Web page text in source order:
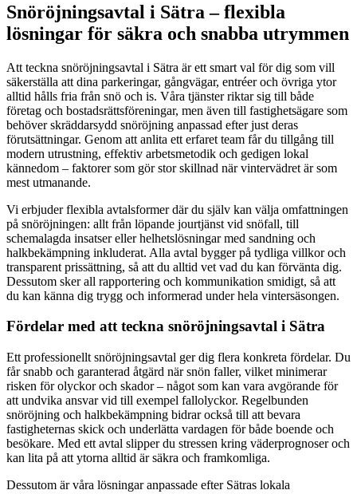
Snöröjningsavtal i Sätra – flexibla
lösningar för säkra och snabba utrymmen
Att teckna snöröjningsavtal i Sätra är ett smart val för dig som vill
säkerställa att dina parkeringar, gångvägar, entréer och övriga ytor
alltid hålls fria från snö och is. Våra tjänster riktar sig till både
företag och bostadsrättsföreningar, men även till fastighetsägare som
behöver skräddarsydd snöröjning anpassad efter just deras
förutsättningar. Genom att anlita ett erfaret team får du tillgång till
modern utrustning, effektiv arbetsmetodik och gedigen lokal
kännedom – faktorer som gör stor skillnad när vintervädret är som
mest utmanande.
Vi erbjuder flexibla avtalsformer där du själv kan välja omfattningen
på snöröjningen: allt från löpande jourtjänst vid snöfall, till
schemalagda insatser eller helhetslösningar med sandning och
halkbekämpning inkluderat. Alla avtal bygger på tydliga villkor och
transparent prissättning, så att du alltid vet vad du kan förvänta dig.
Dessutom sker all rapportering och kommunikation smidigt, så att
du kan känna dig trygg och informerad under hela vintersäsongen.
Fördelar med att teckna snöröjningsavtal i Sätra
Ett professionellt snöröjningsavtal ger dig flera konkreta fördelar. Du
får snabb och garanterad åtgärd när snön faller, vilket minimerar
risken för olyckor och skador – något som kan vara avgörande för
att undvika ansvar vid till exempel fallolyckor. Regelbunden
snöröjning och halkbekämpning bidrar också till att bevara
fastigheternas skick och underlätta vardagen för både boende och
besökare. Med ett avtal slipper du stressen kring väderprognoser och
kan lita på att ytorna alltid är säkra och framkomliga.
Dessutom är våra lösningar anpassade efter Sätras lokala